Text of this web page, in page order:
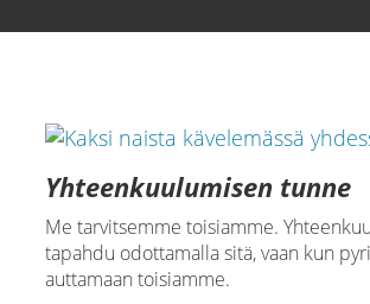
Yhteenkuulumisen tunne
Me tarvitsemme toisiamme.
tapahdu odottamalla sitä, vaan kun
auttamaan toisiamme.